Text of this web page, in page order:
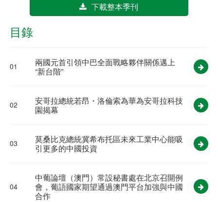
下載整本季刊
目錄
01
兩國元首引領中巴全面戰略夥伴關係邁上
“新台階”
02
安哥拉總統若昂・洛倫索為華為安哥拉科技
園揭幕
03
莫桑比克總統冀希布托區未來工業中心能吸
引更多的中國投資
04
中葡論壇（澳門）常設秘書處在北京召開例
會，葡語國家期望通過澳門平台加強與中國
合作